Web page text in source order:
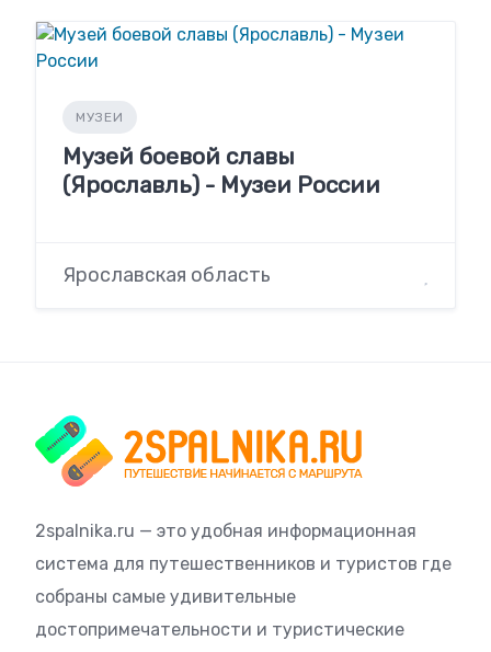
МУЗЕИ
Музей боевой славы
(Ярославль) - Музеи России
Ярославская область
2spalnika.ru — это удобная информационная
система для путешественников и туристов где
собраны самые удивительные
достопримечательности и туристические